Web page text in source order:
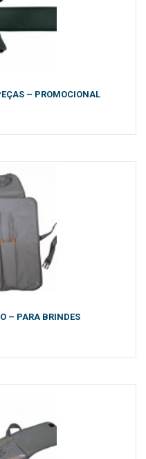
– PROMOCIONAL
– PARA BRINDES